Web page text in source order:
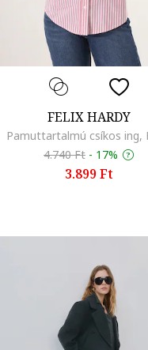
FELIX HARDY
4.740 Ft - 17%
3.899 Ft